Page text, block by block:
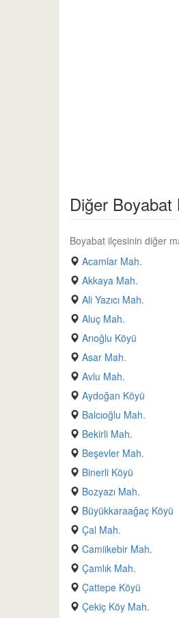
Diğer
Boyabat ilçesinin diğer
Acamlar Mah.
Akkaya Mah.
Ali Yazıcı Mah.
Aluç Mah.
Arıoğlu Köyü
Asar Mah.
Avlu Mah.
Aydoğan Köyü
Balcıoğlu Mah.
Bekirli Mah.
Beşevler Mah.
Binerli Köyü
Bozyazı Mah.
Büyükkaraağaç Köyü
Çal Mah.
Camiikebir Mah.
Çamlık Mah.
Çattepe Köyü
Çekiç Köy Mah.